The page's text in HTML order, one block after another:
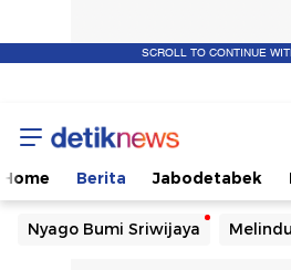
SCROLL TO CONTINUE
Home Berita Jabodetabek
Nyago Bumi Sriwijaya